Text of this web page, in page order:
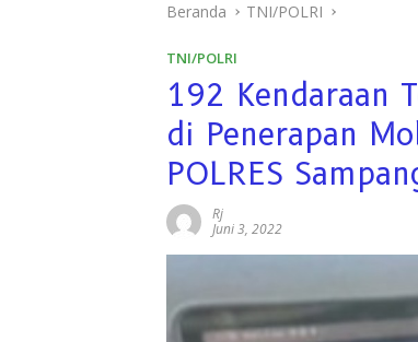
Beranda TNI/POLRI
TNI/POLRI
192 Kendaraan
di Penerapan
POLRES
Rj
Juni 3, 2022